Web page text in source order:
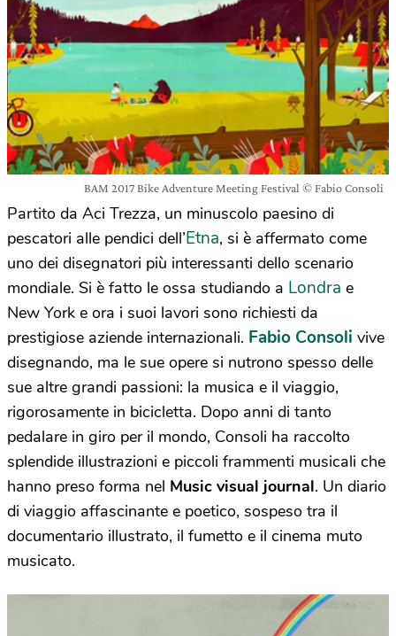
BAM 2017 Bike Adventure Meeting Festival © Fabio Consoli
Partito da Aci Trezza, un minuscolo paesino di
pescatori alle pendici dell’Etna, si è affermato come
uno dei disegnatori più interessanti dello scenario
mondiale. Si è fatto le ossa studiando a Londra e
New York e ora i suoi lavori sono richiesti da
prestigiose aziende internazionali. Fabio Consoli vive
disegnando, ma le sue opere si nutrono spesso delle
sue altre grandi passioni: la musica e il viaggio,
rigorosamente in bicicletta. Dopo anni di tanto
pedalare in giro per il mondo, Consoli ha raccolto
splendide illustrazioni e piccoli frammenti musicali che
hanno preso forma nel Music visual journal. Un diario
di viaggio affascinante e poetico, sospeso tra il
documentario illustrato, il fumetto e il cinema muto
musicato.